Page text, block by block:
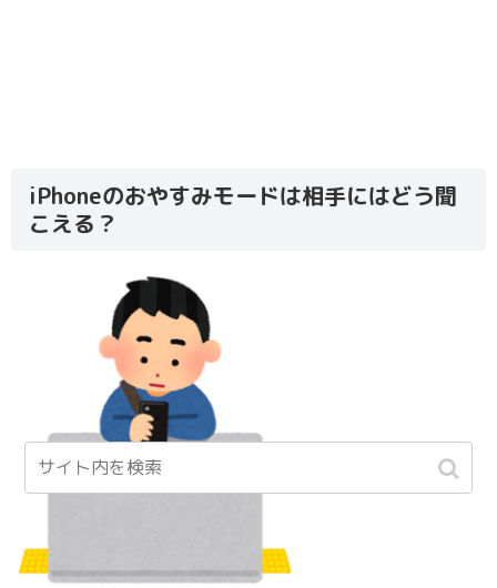
iPhoneのおやすみモードは相手にはどう聞
こえる？